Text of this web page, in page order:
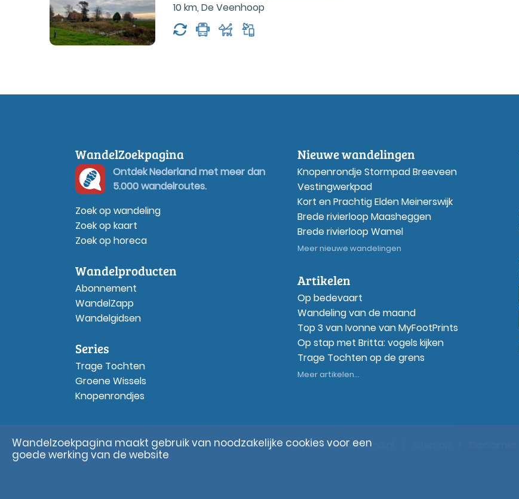
10 km, De Veenhoop
WandelZoekpagina
Ontdek Nederland met meer dan
5.000 wandelroutes.
Zoek op wandeling
Zoek op kaart
Zoek op horeca
Wandelproducten
Abonnement
WandelZapp
Wandelgidsen
Series
Trage Tochten
Groene Wissels
Knopenrondjes
Nieuwe wandelingen
Knopenrondje Stormpad Breeveen
Vestingwerkpad
Kort en Prachtig Elden Meinerswijk
Brede rivierloop Maasheggen
Brede rivierloop Wamel
Meer nieuwe wandelingen
Artikelen
Op bedevaart
Wandeling van de maand
Top 3 van Ivonne van MyFootPrints
Op stap met Britta: vogels kijken
Trage Tochten op de grens
Meer artikelen...
© Wandelzoekpagina.nl
Wandelzoekpagina maakt gebruik van noodzakelijke cookies voor een
goede werking van de website